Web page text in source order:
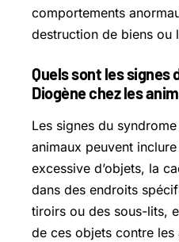
comportements
destruction de biens ou
Quels sont les signes
Diogène chez les
Les signes du
animaux peuvent inclure
excessive d’objets, la
dans des endroits
tiroirs ou des sous-lits,
de ces objets contre les